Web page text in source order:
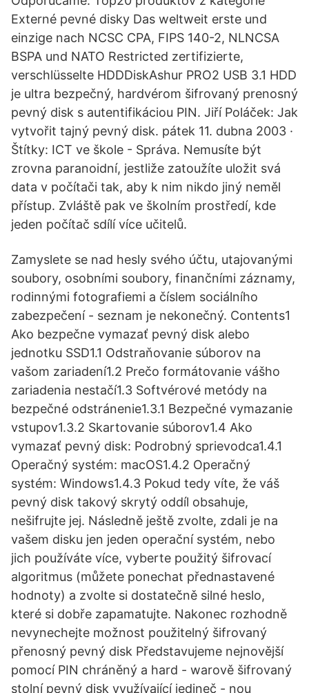
Externé pevné disky Das weltweit erste und
einzige nach NCSC CPA, FIPS 140-2, NLNCSA
BSPA und NATO Restricted zertifizierte,
verschlüsselte HDDDiskAshur PRO2 USB 3.1 HDD
je ultra bezpečný, hardvérom šifrovaný prenosný
pevný disk s autentifikáciou PIN. Jiří Poláček: Jak
vytvořit tajný pevný disk. pátek 11. dubna 2003 ·
Štítky: ICT ve škole - Správa. Nemusíte být
zrovna paranoidní, jestliže zatoužíte uložit svá
data v počítači tak, aby k nim nikdo jiný neměl
přístup. Zvláště pak ve školním prostředí, kde
jeden počítač sdílí více učitelů.
Zamyslete se nad hesly svého účtu, utajovanými
soubory, osobními soubory, finančními záznamy,
rodinnými fotografiemi a číslem sociálního
zabezpečení - seznam je nekonečný. Contents1
Ako bezpečne vymazať pevný disk alebo
jednotku SSD1.1 Odstraňovanie súborov na
vašom zariadení1.2 Prečo formátovanie vášho
zariadenia nestačí1.3 Softvérové metódy na
bezpečné odstránenie1.3.1 Bezpečné vymazanie
vstupov1.3.2 Skartovanie súborov1.4 Ako
vymazať pevný disk: Podrobný sprievodca1.4.1
Operačný systém: macOS1.4.2 Operačný
systém: Windows1.4.3 Pokud tedy víte, že váš
pevný disk takový skrytý oddíl obsahuje,
nešifrujte jej. Následně ještě zvolte, zdali je na
vašem disku jen jeden operační systém, nebo
jich používáte více, vyberte použitý šifrovací
algoritmus (můžete ponechat přednastavené
hodnoty) a zvolte si dostatečně silné heslo,
které si dobře zapamatujte. Nakonec rozhodně
nevynechejte možnost použitelný šifrovaný
přenosný pevný disk Představujeme nejnovější
pomocí PIN chráněný a hard - warově šifrovaný
stolní pevný disk využívající jedineč - nou